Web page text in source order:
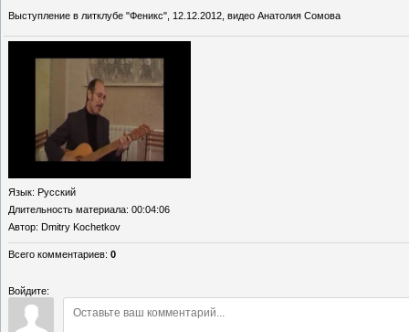
Выступление в литклубе "Феникс", 12.12.2012, видео Анатолия Сомова
Язык: Русский
Длительность материала: 00:04:06
Автор: Dmitry Kochetkov
Всего комментариев: 0
Войдите: